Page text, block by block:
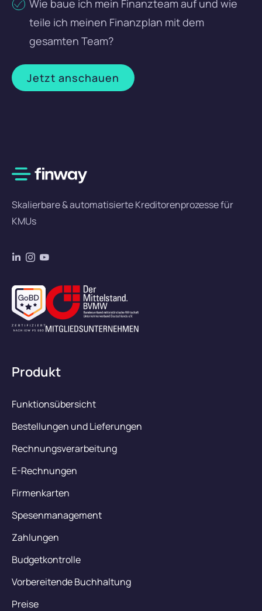
Wie baue ich mein Finanzteam auf und wie
teile ich meinen Finanzplan mit dem
gesamten Team?
Jetzt anschauen
Skalierbare & automatisierte Kreditorenprozesse für
KMUs
Produkt
Funktionsübersicht
Bestellungen und Lieferungen
Rechnungsverarbeitung
E-Rechnungen
Firmenkarten
Spesenmanagement
Zahlungen
Budgetkontrolle
Vorbereitende Buchhaltung
Preise